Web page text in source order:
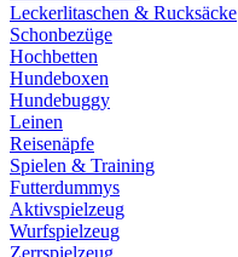
Leckerlitaschen & Rucksäcke
Schonbezüge
Hochbetten
Hundeboxen
Hundebuggy
Leinen
Reisenäpfe
Spielen & Training
Futterdummys
Aktivspielzeug
Wurfspielzeug
Zerrspielzeug